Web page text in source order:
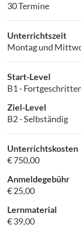
30 Termine
Unterrichtszeit
Montag und
Start-Level
B1 -
Ziel-Level
B2 - Selbständig
Unterrichtskosten
€ 750,00
Anmeldegebühr
€ 25,00
Lernmaterial
€ 39,00